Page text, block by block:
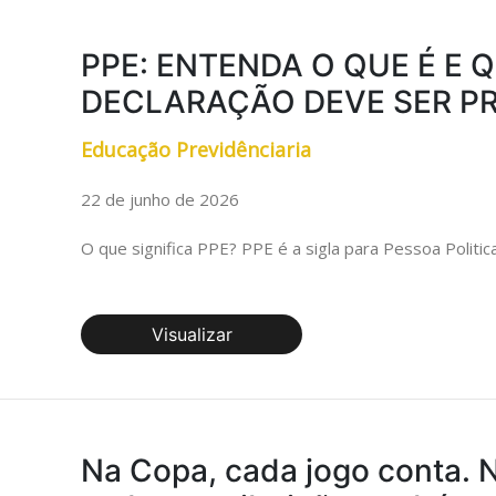
PPE: ENTENDA O QUE É E
DECLARAÇÃO DEVE SER
Educação Previdênciaria
22 de junho de 2026
O que significa PPE? PPE é a sigla para Pessoa
Visualizar
Na Copa, cada jogo conta.